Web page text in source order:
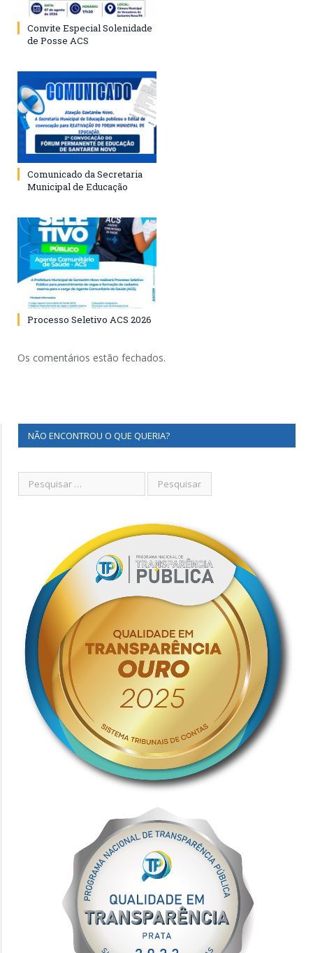
Convite Especial Solenidade
de Posse ACS
Comunicado da Secretaria
Municipal de Educação
Processo Seletivo ACS 2026
Os comentários estão fechados.
NÃO ENCONTROU O QUE QUERIA?